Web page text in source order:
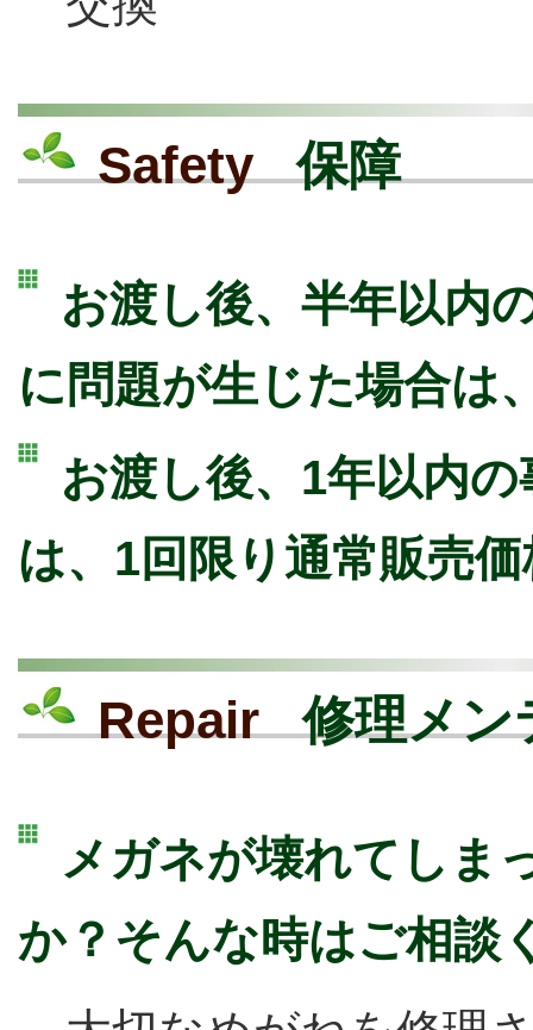
Safety保障
お渡し後、半年以内
に問題が生じた場合は
お渡し後、1年以内
は、1回限り通常販売
Repair修理メン
メガネが壊れてしま
か？そんな時はご相談